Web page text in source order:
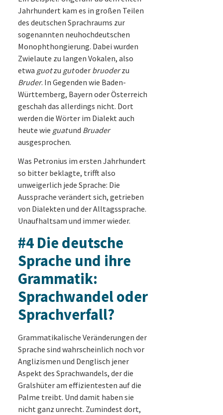
Jahrhundert kam es in großen Teilen
des deutschen Sprachraums zur
sogenannten neuhochdeutschen
Monophthongierung. Dabei wurden
Zwielaute zu langen Vokalen, also
etwa guotzu gutoder bruoderzu
Bruder. In Gegenden wie Baden-
Württemberg, Bayern oder Österreich
geschah das allerdings nicht. Dort
werden die Wörter im Dialekt auch
heute wie guatund Bruader
ausgesprochen.
Was Petronius im ersten Jahrhundert
so bitter beklagte, trifft also
unweigerlich jede Sprache: Die
Aussprache verändert sich, getrieben
von Dialekten und der Alltagssprache.
Unaufhaltsam und immer wieder.
#4 Die deutsche
Sprache und ihre
Grammatik:
Sprachwandel oder
Sprachverfall?
Grammatikalische Veränderungen der
Sprache sind wahrscheinlich noch vor
Anglizismen und Denglisch jener
Aspekt des Sprachwandels, der die
Gralshüter am effizientesten auf die
Palme treibt. Und damit haben sie
nicht ganz unrecht. Zumindest dort,